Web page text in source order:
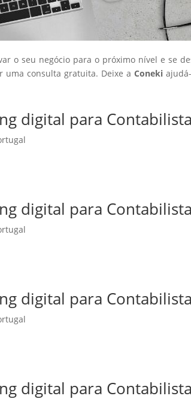
o seu negócio para o próximo nível e se
uma consulta gratuita. Deixe aConeki
digital para
digital para
digital para
digital para